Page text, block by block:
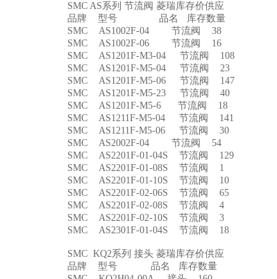
SMC AS系列 节流阀 菱瑞库存价供应
品牌 型号 品名 库存数量
SMC AS1002F-04 节流阀 38
SMC AS1002F-06 节流阀 16
SMC AS1201F-M3-04 节流阀 108
SMC AS1201F-M5-04 节流阀 23
SMC AS1201F-M5-06 节流阀 147
SMC AS1201F-M5-23 节流阀 40
SMC AS1201F-M5-6 节流阀 18
SMC AS1211F-M5-04 节流阀 141
SMC AS1211F-M5-06 节流阀 30
SMC AS2002F-04 节流阀 54
SMC AS2201F-01-04S 节流阀 129
SMC AS2201F-01-08S 节流阀 1
SMC AS2201F-01-10S 节流阀 10
SMC AS2201F-02-06S 节流阀 65
SMC AS2201F-02-08S 节流阀 4
SMC AS2201F-02-10S 节流阀 3
SMC AS2301F-01-04S 节流阀 18
SMC KQ2系列 接头 菱瑞库存价供应
品牌 型号 品名 库存数量